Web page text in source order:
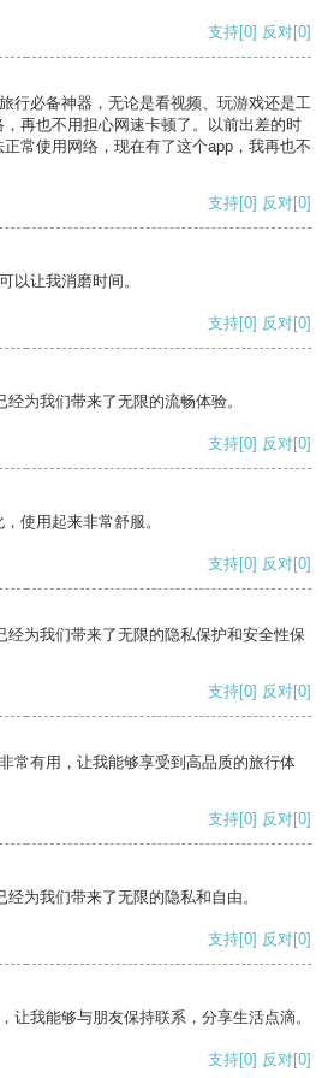
支持[0] 反对[0]
行必备神器，无论是看视频、玩游戏还是工
再也不用担心网速卡顿了。以前出差的时
常使用网络，现在有了这个app，我再也不
支持[0] 反对[0]
以让我消磨时间。
支持[0] 反对[0]
为我们带来了无限的流畅体验。
支持[0] 反对[0]
使用起来非常舒服。
支持[0] 反对[0]
经为我们带来了无限的隐私保护和安全性保
支持[0] 反对[0]
常有用，让我能够享受到高品质的旅行体
支持[0] 反对[0]
为我们带来了无限的隐私和自由。
支持[0] 反对[0]
让我能够与朋友保持联系，分享生活点滴。
支持[0] 反对[0]